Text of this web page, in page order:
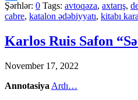
Share
Şərhlər: 0 Tags: avtoqəza, axtarış,
cabre, katalon ədəbiyyatı, kitabı
Karlos Ruis Safon
November 17, 2022
Annotasiya Ardı…